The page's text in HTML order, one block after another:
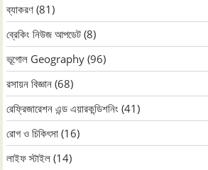
ব্যাকরণ (81)
ব্রেকিং নিউজ আপডেট (8)
ভূগোল Geography (96)
রসায়ন বিজ্ঞান (68)
রেফ্রিজারেশন এন্ড এয়ারকন্ডিশনিং (41)
রোগ ও চিকিৎসা (16)
লাইফ স্টাইল (14)